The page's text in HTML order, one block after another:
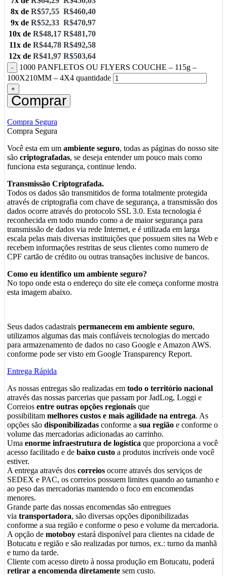
8x de R$57,55 R$460,40
9x de R$52,33 R$470,97
10x de R$48,17 R$481,70
11x de R$44,78 R$492,58
12x de R$41,97 R$503,64
1000 PANFLETOS OU FLYERS COUCHE – 115g –
100X210MM – 4X4 quantidade
Comprar
Compra Segura
Compra Segura
Você esta em um ambiente seguro, todas as páginas do nosso site
são criptografadas, se deseja entender um pouco mais como
funciona esta segurança, continue lendo.
Transmissão Criptografada.
Todos os dados são transmitidos de forma totalmente protegida
através de criptografia com chave de segurança, a transmissão dos
dados ocorre através do protocolo SSL 3.0. Esta tecnologia é
reconhecida em todo mundo como a de maior segurança para
transmissão de dados via rede Internet, e é utilizada em larga
escala pelas mais diversas instituições que possuem sites na Web e
recebem informações restritas de seus clientes como numero de
CPF cartão de crédito ou outras transações inclusive de bancos.
Como eu identifico um ambiente seguro?
No topo onde esta o endereço do site ele começa conforme mostra
esta imagem abaixo.
Seus dados cadastrais permanecem em ambiente seguro,
utilizamos algumas das mais confiáveis tecnologias do mercado
para armazenamento de dados no caso Google e Amazon AWS.
conforme pode ser visto em Google Transparency Report.
Entrega Rápida
As nossas entregas são realizadas em todo o território nacional
através das nossas parcerias que passam por JadLog, Loggi e
Correios entre outras opções regionais que
possibilitam melhores custos e mais agilidade na entrega. As
opções são disponibilizadas conforme a sua região e conforme o
volume das mercadorias adicionadas ao carrinho.
Uma enorme infraestrutura de logística que proporciona a você
acesso facilitado e de baixo custo a produtos incríveis onde você
estiver.
A entrega através dos correios ocorre através dos serviços de
SEDEX e PAC, os correios possuem limites quando ao tamanho e
ao peso das mercadorias mantendo o foco em encomendas
menores.
Grande parte das nossas encomendas são entregues
via transportadora, são diversas opções diponibilizadas
conforme a sua região e conforme o peso e volume da mercadoria.
A opção de motoboy estará disponível para clientes na cidade de
Botucatu e região e são realizadas por turnos, ex.: turno da manhã
e turno da tarde.
Cliente com acesso direto à nossa produção em Botucatu, poderá
retirar a encomenda diretamente sem custo.